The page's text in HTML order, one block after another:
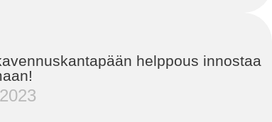
helppous innostaa